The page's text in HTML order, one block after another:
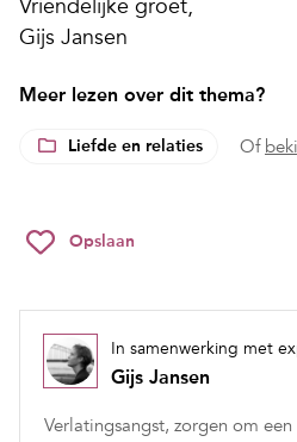
Vriendelijke groet,
Gijs Jansen
Meer lezen over dit thema?
Liefde en relaties Of
Opslaan
In samenwerking met
Gijs Jansen
Verlatingsangst, zorgen om